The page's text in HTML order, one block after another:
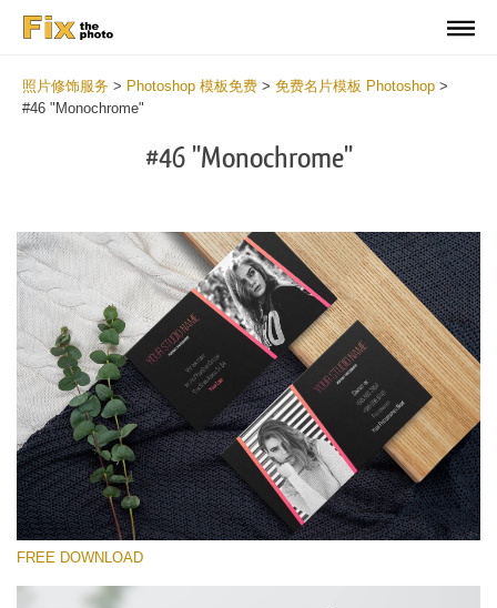
照片修饰服务 > Photoshop 模板免费 > 免费名片模板 Photoshop >
#46 "Monochrome"
#46 "Monochrome"
FREE DOWNLOAD